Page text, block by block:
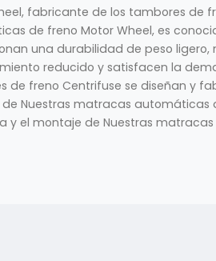
fabricante de los tambores de
de freno Motor Wheel, es
una durabilidad de peso
reducido y satisfacen la
de freno Centrifuse se diseñan y
Nuestras matracas automáticas
y el montaje de Nuestras